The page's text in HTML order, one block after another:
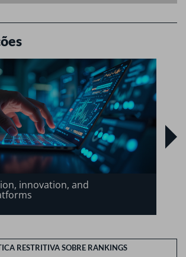
innovation, and
RESTRITIVA SOBRE RANKINGS